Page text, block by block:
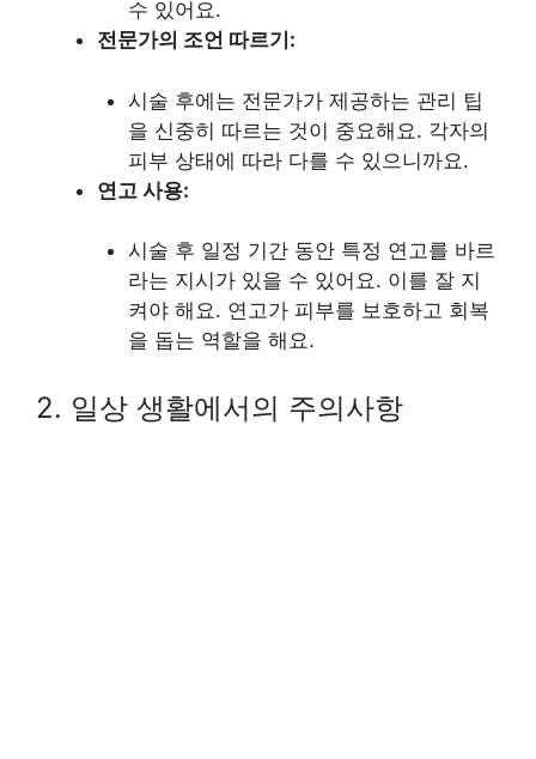
수 있어요.
전문가의 조언 따르기:
시술 후에는 전문가가 제공하는 관리 팁
을 신중히 따르는 것이 중요해요. 각자의
피부 상태에 따라 다를 수 있으니까요.
연고 사용:
시술 후 일정 기간 동안 특정 연고를 바르
라는 지시가 있을 수 있어요. 이를 잘 지
켜야 해요. 연고가 피부를 보호하고 회복
을 돕는 역할을 해요.
2. 일상 생활에서의 주의사항